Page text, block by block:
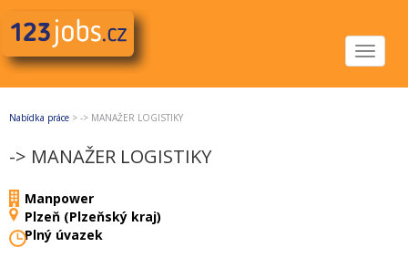
Toggle
Nabídka práce > -> MANAŽER LOGISTIKY
-> MANAŽER LOGISTIKY
Manpower
Plzeň (Plzeňský kraj)
Plný úvazek